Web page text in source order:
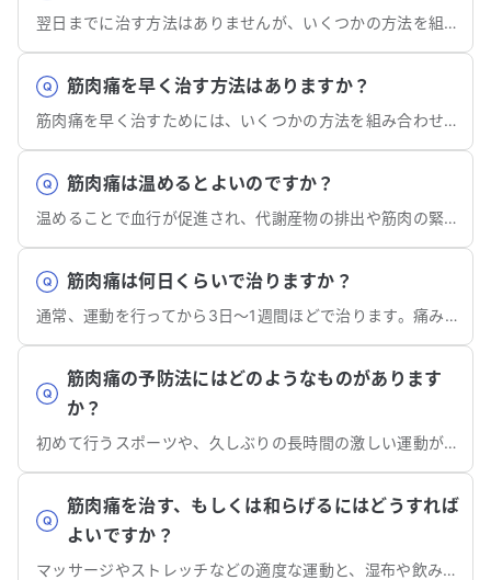
翌日までに治す方法はありませんが、いくつかの方法を組み合わせることで症状を改善することができます。
筋肉痛を早く治す方法はありますか？
筋肉痛を早く治すためには、いくつかの方法を組み合わせることが効果的です。
筋肉痛は温めるとよいのですか？
温めることで血行が促進され、代謝産物の排出や筋肉の緊張軽減に効果があります。
筋肉痛は何日くらいで治りますか？
通常、運動を行ってから3日〜1週間ほどで治ります。痛みが1週間以上続く場合には整形外科を受診しましょう。
筋肉痛の予防法にはどのようなものがあります
か？
初めて行うスポーツや、久しぶりの長時間の激しい運動が筋肉痛の原因となりますので、予防のためには運動内容の調整が重要です。
筋肉痛を治す、もしくは和らげるにはどうすれば
よいですか？
マッサージやストレッチなどの適度な運動と、湿布や飲み薬などの痛み止めの使用をうまく組み合わせましょう。